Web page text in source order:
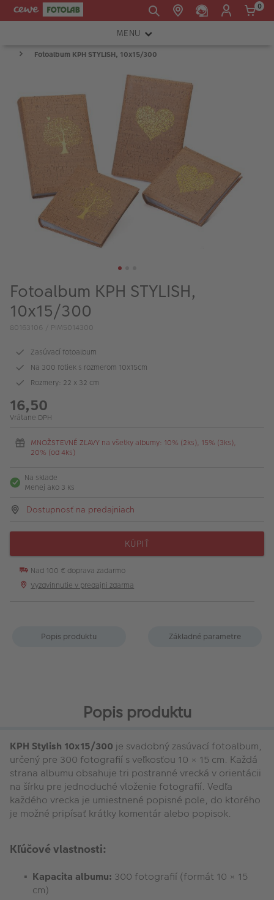
E-mail:
0
MENU
FOTOAPARÁTY
TLAČIARNE A SKENERY
PRÍSLUŠENSTVO
RÁMIKY
FOTOALBUMY
Akcie a zľavy
CEWE Fotoprodukty
Fotoalbum KPH STYLISH, 10x15/300
Fotoalbum KPH STYLISH,
10x15/300
80163106 / PIM5014300
Zasúvací fotoalbum
Na 300 fotiek s rozmerom 10x15cm
Rozmery: 22 x 32 cm
16,50
Vrátane DPH
MNOŽSTEVNÉ ZĽAVY na všetky albumy: 10% (2ks), 15% (3ks),
20% (od 4ks)
Na sklade
Menej ako 3 ks
Dostupnosť na predajniach
KÚPIŤ
Nad 100 € doprava zadarmo
Vyzdvihnutie v predajni zdarma
Popis produktu Základné parametre
Popis produktu
KPH Stylish 10x15/300 je svadobný zasúvací fotoalbum,
určený pre 300 fotografií s veľkosťou 10 × 15 cm. Každá
strana albumu obsahuje tri postranné vrecká v orientácii
na šírku pre jednoduché vloženie fotografií. Vedľa
každého vrecka je umiestnené popisné pole, do ktorého
je možné pripísať krátky komentár alebo popisok.
Kľúčové vlastnosti:
Kapacita albumu: 300 fotografií (formát 10 × 15
cm)